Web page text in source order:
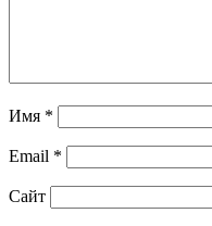
Имя *
Email *
Сайт